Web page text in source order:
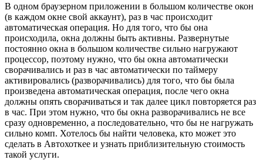
В одном браузерном приложении в большом количестве окон
(в каждом окне свой аккаунт), раз в час происходит
автоматическая операция. Но для того, что бы она
происходила, окна должны быть активны. Развернутые
постоянно окна в большом количестве сильно нагружают
процессор, поэтому нужно, что бы окна автоматически
сворачивались и раз в час автоматически по таймеру
активировались (разворачивались) для того, что бы была
произведена автоматическая операция, после чего окна
должны опять сворачиваться и так далее цикл повторяется раз
в час. При этом нужно, что бы окна разворачивались не все
сразу одновременно, а последовательно, что бы не нагружать
сильно комп. Хотелось бы найти человека, кто может это
сделать в Автохоткее и узнать приблизительную стоимость
такой услуги.